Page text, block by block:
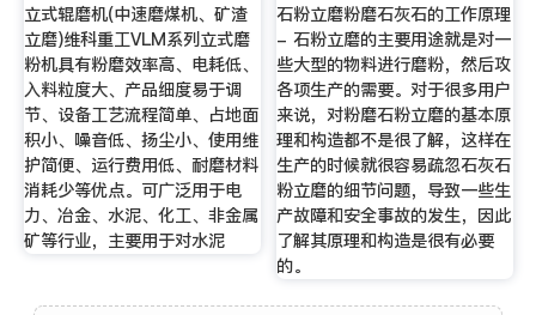
立式辊磨机(中速磨煤机、矿渣
立磨)维科重工VLM系列立式磨
粉机具有粉磨效率高、电耗低、
入料粒度大、产品细度易于调
节、设备工艺流程简单、占地面
积小、噪音低、扬尘小、使用维
护简便、运行费用低、耐磨材料
消耗少等优点。可广泛用于电
力、冶金、水泥、化工、非金属
矿等行业，主要用于对水泥
石粉立磨粉磨石灰石的工作原理
- 石粉立磨的主要用途就是对一
些大型的物料进行磨粉，然后攻
各项生产的需要。对于很多用户
来说，对粉磨石粉立磨的基本原
理和构造都不是很了解，这样在
生产的时候就很容易疏忽石灰石
粉立磨的细节问题，导致一些生
产故障和安全事故的发生，因此
了解其原理和构造是很有必要
的。